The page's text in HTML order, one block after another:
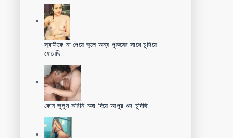
স্বামীকে না পেয়ে ভুলে অন্য পুরুষের সাথে চুদিয়ে
ফেলেছি
কোন জুলুম করিনি মজা দিয়ে আপুর গুদ চুদিছি